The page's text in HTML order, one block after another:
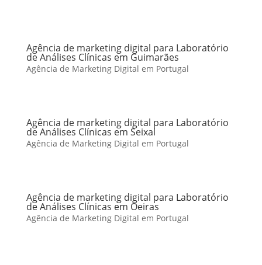
Agência de marketing digital para Laboratório
de Análises Clínicas em Guimarães
Agência de Marketing Digital em Portugal
Agência de marketing digital para Laboratório
de Análises Clínicas em Seixal
Agência de Marketing Digital em Portugal
Agência de marketing digital para Laboratório
de Análises Clínicas em Oeiras
Agência de Marketing Digital em Portugal